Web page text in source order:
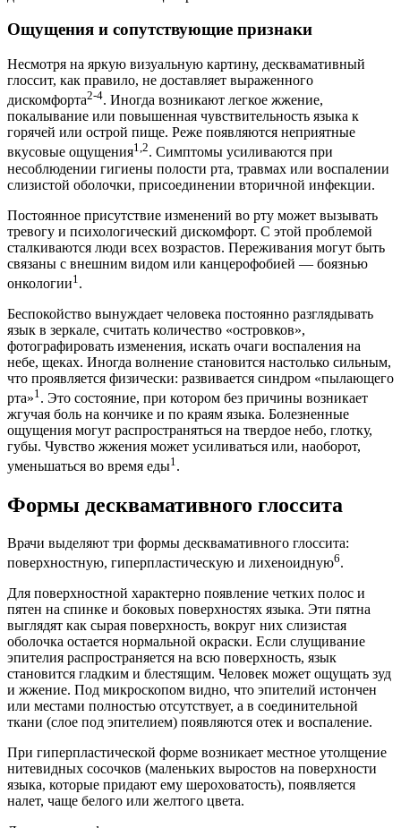
Ощущения и сопутствующие признаки
Несмотря на яркую визуальную картину, десквамативный
глоссит, как правило, не доставляет выраженного
дискомфорта2-4. Иногда возникают легкое жжение,
покалывание или повышенная чувствительность языка к
горячей или острой пище. Реже появляются неприятные
вкусовые ощущения1,2. Симптомы усиливаются при
несоблюдении гигиены полости рта, травмах или воспалении
слизистой оболочки, присоединении вторичной инфекции.
Постоянное присутствие изменений во рту может вызывать
тревогу и психологический дискомфорт. С этой проблемой
сталкиваются люди всех возрастов. Переживания могут быть
связаны с внешним видом или канцерофобией — боязнью
онкологии1 .
Беспокойство вынуждает человека постоянно разглядывать
язык в зеркале, считать количество «островков»,
фотографировать изменения, искать очаги воспаления на
небе, щеках. Иногда волнение становится настолько сильным,
что проявляется физически: развивается синдром «пылающего
рта»1. Это состояние, при котором без причины возникает
жгучая боль на кончике и по краям языка. Болезненные
ощущения могут распространяться на твердое небо, глотку,
губы. Чувство жжения может усиливаться или, наоборот,
уменьшаться во время еды1.
Формы десквамативного глоссита
Врачи выделяют три формы десквамативного глоссита:
поверхностную, гиперпластическую и лихеноидную6.
Для поверхностной характерно появление четких полос и
пятен на спинке и боковых поверхностях языка. Эти пятна
выглядят как сырая поверхность, вокруг них слизистая
оболочка остается нормальной окраски. Если слущивание
эпителия распространяется на всю поверхность, язык
становится гладким и блестящим. Человек может ощущать зуд
и жжение. Под микроскопом видно, что эпителий истончен
или местами полностью отсутствует, а в соединительной
ткани (слое под эпителием) появляются отек и воспаление.
При гиперпластической форме возникает местное утолщение
нитевидных сосочков (маленьких выростов на поверхности
языка, которые придают ему шероховатость), появляется
налет, чаще белого или желтого цвета.